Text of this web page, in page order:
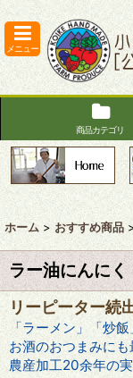
メニュー
商品カテゴリ
ホーム > おすすめ商品
ラー油にんにく
リーピーター続
「ラーメン」「炒
お酒のおつまみにも
農産加工20余年の